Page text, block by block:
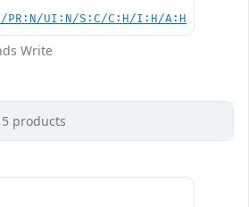
PR:N/UI:N/S:C/C:H/I:H/A:H
Write
5 products